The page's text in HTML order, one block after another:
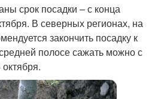
срок посадки – с конца
В северных регионах, на
закончить посадку к
полосе сажать можно с